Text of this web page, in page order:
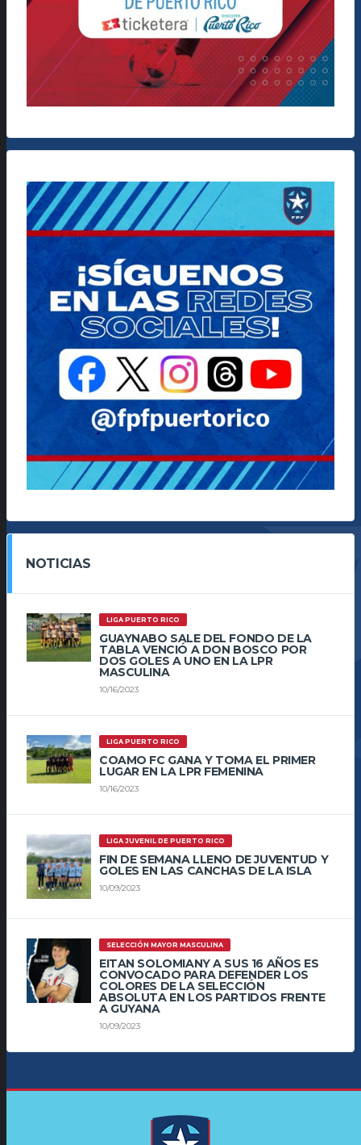
NOTICIAS
LIGA PUERTO RICO
GUAYNABO SALE DEL FONDO DE LA
TABLA VENCIÓ A DON BOSCO POR
DOS GOLES A UNO EN LA LPR
MASCULINA
10/16/2023
LIGA PUERTO RICO
COAMO FC GANA Y TOMA EL PRIMER
LUGAR EN LA LPR FEMENINA
10/16/2023
LIGA JUVENIL DE PUERTO RICO
FIN DE SEMANA LLENO DE JUVENTUD Y
GOLES EN LAS CANCHAS DE LA ISLA
10/09/2023
SELECCIÓN MAYOR MASCULINA
EITAN SOLOMIANY A SUS 16 AÑOS ES
CONVOCADO PARA DEFENDER LOS
COLORES DE LA SELECCIÓN
ABSOLUTA EN LOS PARTIDOS FRENTE
A GUYANA
10/09/2023